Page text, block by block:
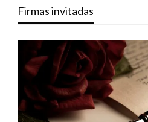
Firmas invitadas